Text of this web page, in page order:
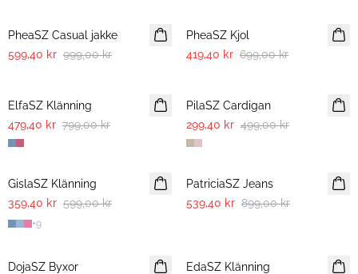
PheaSZ Casual jakke
599,40 kr 999,00 kr
PheaSZ Kjol
419,40 kr 699,00 kr
ElfaSZ Klänning
479,40 kr 799,00 kr
PilaSZ Cardigan
299,40 kr 499,00 kr
-40%
GislaSZ Klänning
359,40 kr 599,00 kr
+9
-40%
PatriciaSZ Jeans
539,40 kr 899,00 kr
DojaSZ Byxor
EdaSZ Klänning